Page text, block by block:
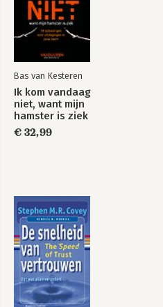
Bas van Kesteren
Ik kom vandaag
niet, want mijn
hamster is ziek
€ 32,99